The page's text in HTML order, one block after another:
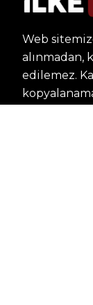
Web
alınmadan,
edilemez.